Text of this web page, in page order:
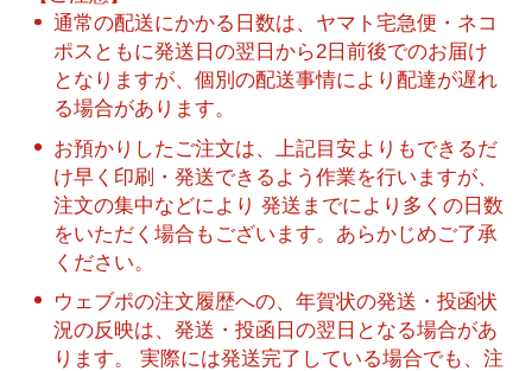
通常の配送にかかる日数は、ヤマト宅急便・ネコ
ポスともに発送日の翌日から2日前後でのお届け
となりますが、個別の配送事情により配達が遅れ
る場合があります。
お預かりしたご注文は、上記目安よりもできるだ
け早く印刷・発送できるよう作業を行いますが、
注文の集中などにより 発送までにより多くの日数
をいただく場合もございます。あらかじめご了承
ください。
ウェブポの注文履歴への、年賀状の発送・投函状
況の反映は、発送・投函日の翌日となる場合があ
ります。 実際には発送完了している場合でも、注